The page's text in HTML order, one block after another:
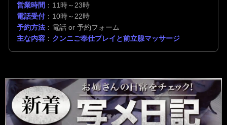
営業時間 ：11時～23時
電話受付：10時～22時
予約方法 ：電話 or 予約フォーム
主な内容 ： クンニご奉仕プレイと前立腺マッサージ